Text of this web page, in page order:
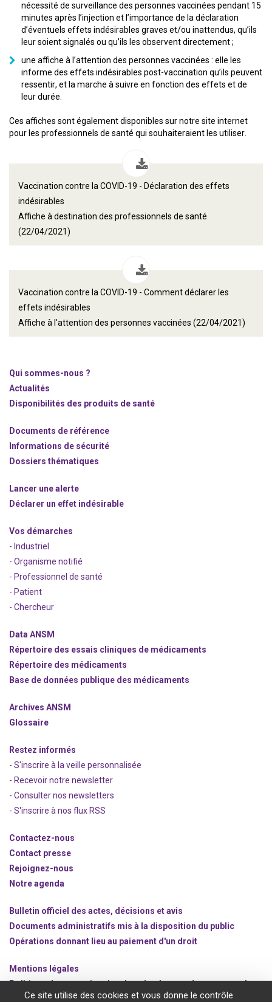
nécessité de surveillance des personnes vaccinées pendant 15
minutes après l’injection et l’importance de la déclaration
d’éventuels effets indésirables graves et/ou inattendus, qu’ils
leur soient signalés ou qu’ils les observent directement ;
une affiche à l’attention des personnes vaccinées : elle les
informe des effets indésirables post-vaccination qu’ils peuvent
ressentir, et la marche à suivre en fonction des effets et de
leur durée.
Ces affiches sont également disponibles sur notre site internet
pour les professionnels de santé qui souhaiteraient les utiliser.
Vaccination contre la COVID-19 - Déclaration des effets
indésirables
Affiche à destination des professionnels de santé
(22/04/2021)
Vaccination contre la COVID-19 - Comment déclarer les
effets indésirables
Affiche à l'attention des personnes vaccinées (22/04/2021)
Qui sommes-nous ?
Actualités
Disponibilités des produits de santé
Documents de référence
Informations de sécurité
Dossiers thématiques
Lancer une alerte
Déclarer un effet indésirable
Vos démarches
- Industriel
- Organisme notifié
- Professionnel de santé
- Patient
- Chercheur
Data ANSM
Répertoire des essais cliniques de médicaments
Répertoire des médicaments
Base de données publique des médicaments
Archives ANSM
Glossaire
Restez informés
- S'inscrire à la veille personnalisée
- Recevoir notre newsletter
- Consulter nos newsletters
- S'inscrire à nos flux RSS
Contactez-nous
Contact presse
Rejoignez-nous
Notre agenda
Bulletin officiel des actes, décisions et avis
Documents administratifs mis à la disposition du public
Opérations donnant lieu au paiement d'un droit
Mentions légales
Politique de protection des données à caractère personnel
Gestion des cookies
Ce site utilise des cookies et vous donne le contrôle